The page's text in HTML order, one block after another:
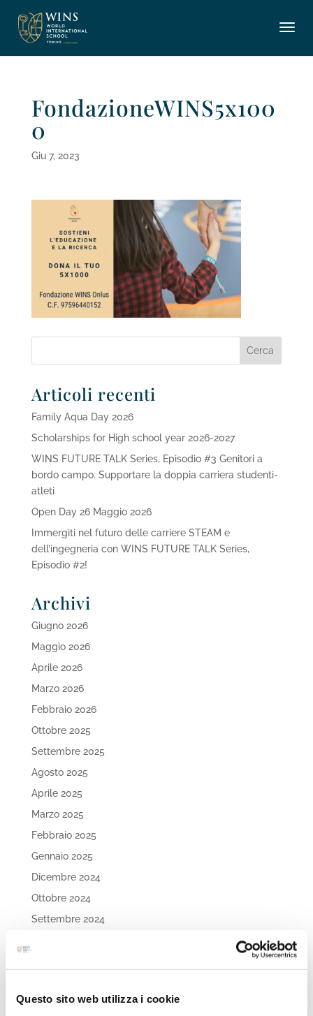
Questo sito web utilizza i cookie
FondazioneWINS5x100
0
Giu 7, 2023
Articoli recenti
Family Aqua Day 2026
Scholarships for High school year 2026-2027
WINS FUTURE TALK Series, Episodio #3 Genitori a
bordo campo. Supportare la doppia carriera studenti-
atleti
Open Day 26 Maggio 2026
Immergiti nel futuro delle carriere STEAM e
dell’ingegneria con WINS FUTURE TALK Series,
Episodio #2!
Archivi
Giugno 2026
Maggio 2026
Aprile 2026
Marzo 2026
Febbraio 2026
Ottobre 2025
Settembre 2025
Agosto 2025
Aprile 2025
Marzo 2025
Febbraio 2025
Gennaio 2025
Dicembre 2024
Ottobre 2024
Settembre 2024
Aprile 2024